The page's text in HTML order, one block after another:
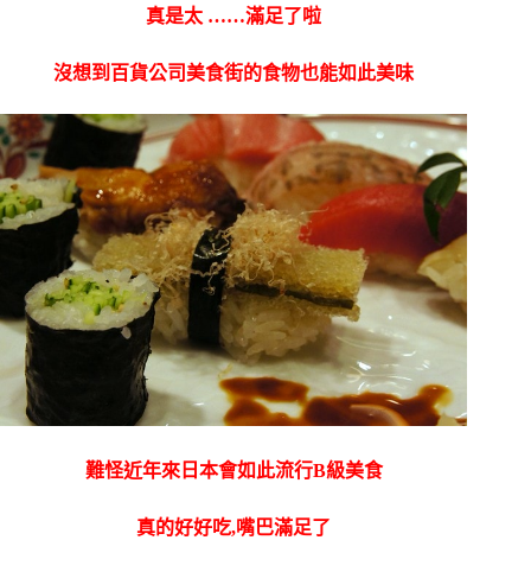
真是太 ……滿足了啦
沒想到百貨公司美食街的食物也能如此美味
難怪近年來日本會如此流行B級美食
真的好好吃,嘴巴滿足了